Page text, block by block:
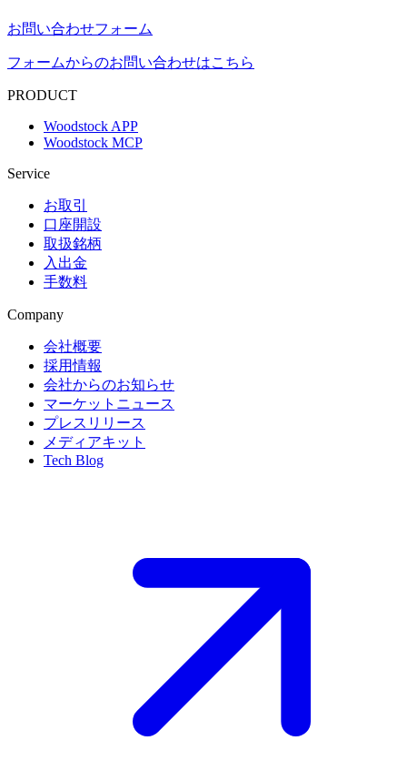
お問い合わせフォーム
フォームからのお問い合わせはこちら
PRODUCT
Woodstock APP
Woodstock MCP
Service
お取引
口座開設
取扱銘柄
入出金
手数料
Company
会社概要
採用情報
会社からのお知らせ
マーケットニュース
プレスリリース
メディアキット
Tech Blog